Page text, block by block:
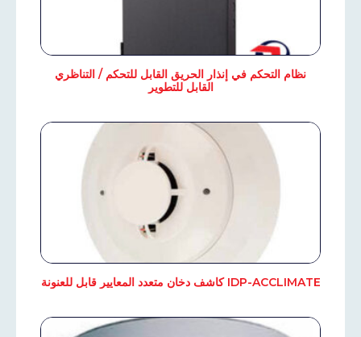
نظام التحكم في إنذار الحريق القابل للتحكم / التناظري
القابل للتطوير
IDP-ACCLIMATE كاشف دخان متعدد المعايير قابل للعنونة